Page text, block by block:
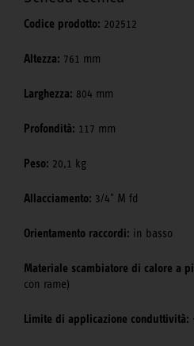
Codice prodotto: 202512
Altezza: 761 mm
Larghezza: 804 mm
Profondità: 117 mm
Peso: 20,1 kg
Allacciamento: 3/4" M fd
Orientamento raccordi: in basso
Materiale scambiatore di calore a
con rame)
Limite di applicazione conduttività: